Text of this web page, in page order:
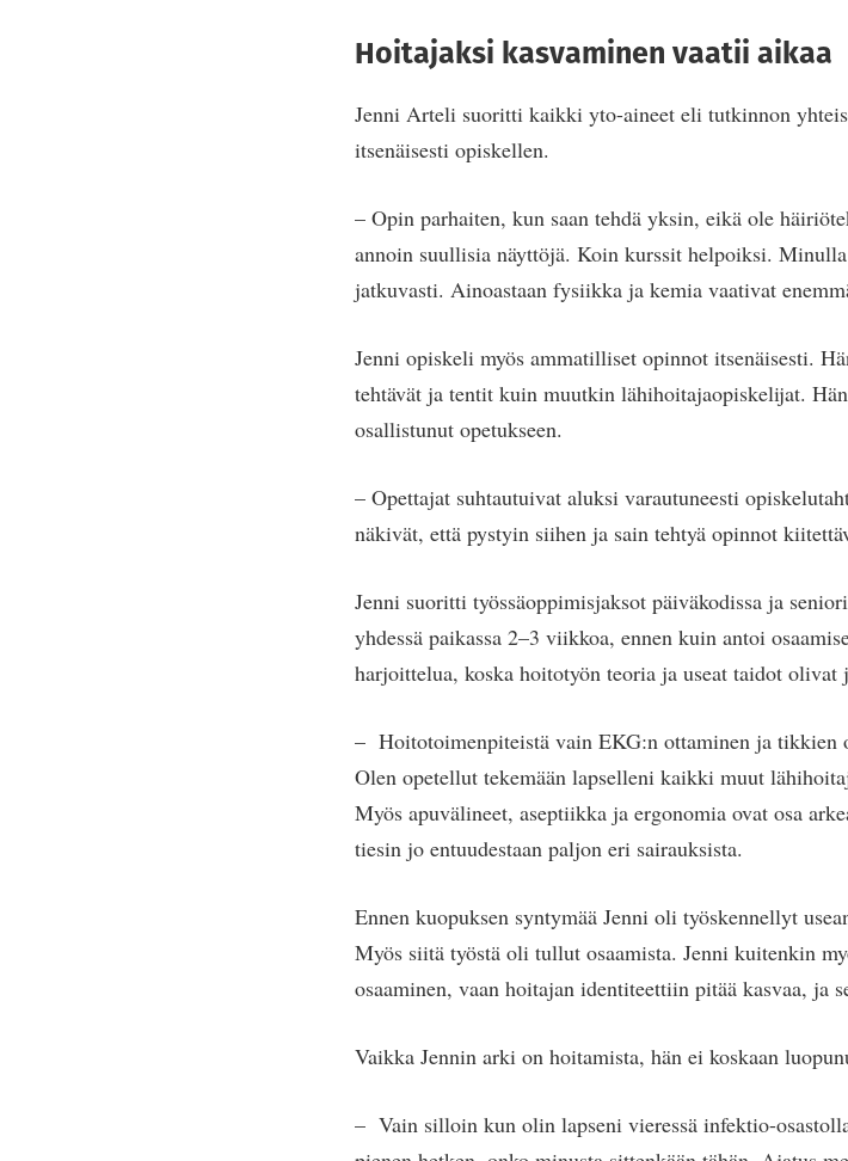
Hoitajaksi kasvaminen vaatii aikaa
Jenni Arteli suoritti kaikki yto-aineet eli tutkinnon
itsenäisesti opiskellen.
– Opin parhaiten, kun saan tehdä yksin, eikä ole
annoin suullisia näyttöjä. Koin kurssit helpoiksi.
jatkuvasti. Ainoastaan fysiikka ja kemia vaativat
Jenni opiskeli myös ammatilliset opinnot itsenäisesti.
tehtävät ja tentit kuin muutkin lähihoitajaopiskelijat.
osallistunut opetukseen.
– Opettajat suhtautuivat aluksi varautuneesti
näkivät, että pystyin siihen ja sain tehtyä opinnot
Jenni suoritti työssäoppimisjaksot päiväkodissa ja
yhdessä paikassa 2–3 viikkoa, ennen kuin antoi
harjoittelua, koska hoitotyön teoria ja useat taidot olivat
– Hoitotoimenpiteistä vain EKG:n ottaminen ja tikkien
Olen opetellut tekemään lapselleni kaikki muut
Myös apuvälineet, aseptiikka ja ergonomia ovat osa
tiesin jo entuudestaan paljon eri sairauksista.
Ennen kuopuksen syntymää Jenni oli työskennellyt
Myös siitä työstä oli tullut osaamista. Jenni kuitenkin
osaaminen, vaan hoitajan identiteettiin pitää kasvaa, ja
Vaikka Jennin arki on hoitamista, hän ei koskaan
– Vain silloin kun olin lapseni vieressä infektio-